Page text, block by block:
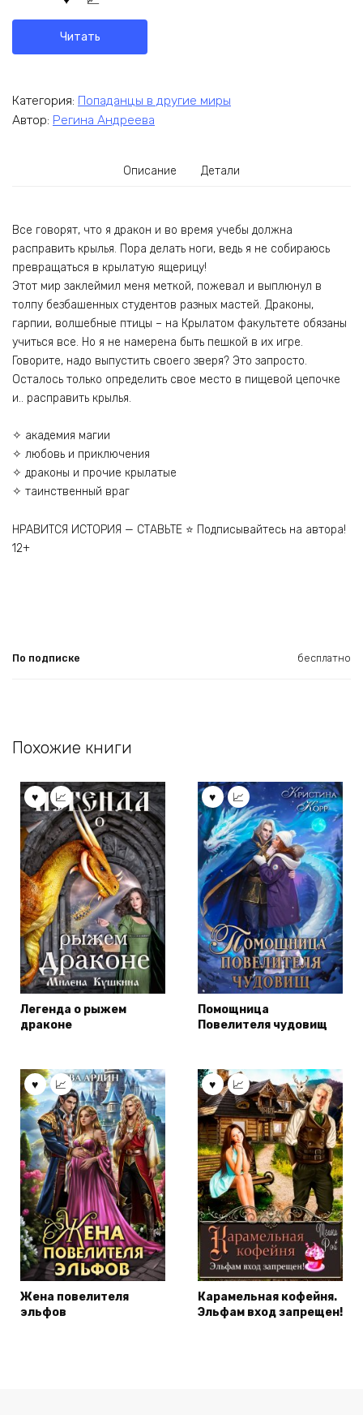
Читать
Категория: Попаданцы в другие миры
Автор: Регина Андреева
Описание Детали
Все говорят, что я дракон и во время учебы должна
расправить крылья. Пора делать ноги, ведь я не собираюсь
превращаться в крылатую ящерицу!
Этот мир заклеймил меня меткой, пожевал и выплюнул в
толпу безбашенных студентов разных мастей. Драконы,
гарпии, волшебные птицы – на Крылатом факультете обязаны
учиться все. Но я не намерена быть пешкой в их игре.
Говорите, надо выпустить своего зверя? Это запросто.
Осталось только определить свое место в пищевой цепочке
и.. расправить крылья.
✧ академия магии
✧ любовь и приключения
✧ драконы и прочие крылатые
✧ таинственный враг
НРАВИТСЯ ИСТОРИЯ — СТАВЬТЕ ⭐ Подписывайтесь на автора!
12+
По подписке бесплатно
Похожие книги
Легенда о рыжем
драконе
Помощница
Повелителя чудовищ
Жена повелителя
эльфов
Карамельная кофейня.
Эльфам вход запрещен!